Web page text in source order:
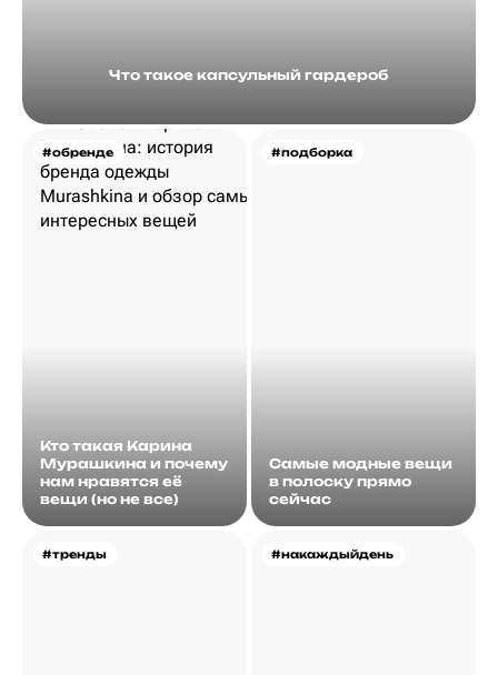
Что такое капсульный гардероб
#обренде
Кто такая Карина
Мурашкина и почему
нам нравятся её
вещи (но не все)
#подборка
Самые модные вещи
в полоску прямо
сейчас
#тренды #накаждыйдень